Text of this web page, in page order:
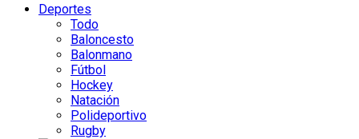
Deportes
Todo
Baloncesto
Balonmano
Fútbol
Hockey
Natación
Polideportivo
Rugby